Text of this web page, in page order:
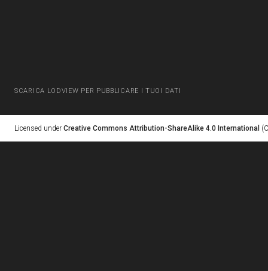
SCARICA LODVIEW PER PUBBLICARE I TUOI DATI
Licensed under Creative Commons Attribution-ShareAlike 4.0 International